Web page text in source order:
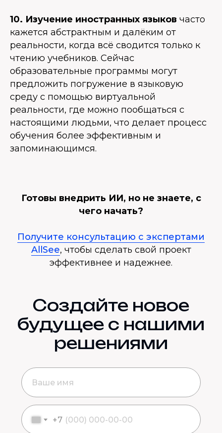
10. Изучение иностранных языков часто
кажется абстрактным и далёким от
реальности, когда всё сводится только к
чтению учебников. Сейчас
образовательные программы могут
предложить погружение в языковую
среду с помощью виртуальной
реальности, где можно пообщаться с
настоящими людьми, что делает процесс
обучения более эффективным и
запоминающимся.
Готовы внедрить ИИ, но не знаете, с
чего начать?
Получите консультацию с экспертами
AllSee, чтобы сделать свой проект
эффективнее и надежнее.
Создайте новое
будущее с нашими
решениями
+7